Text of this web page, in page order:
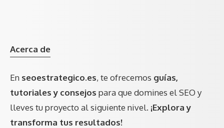
Acerca de
En seoestrategico.es, te ofrecemos guías,
tutoriales y consejos para que domines el SEO y
lleves tu proyecto al siguiente nivel. ¡Explora y
transforma tus resultados!